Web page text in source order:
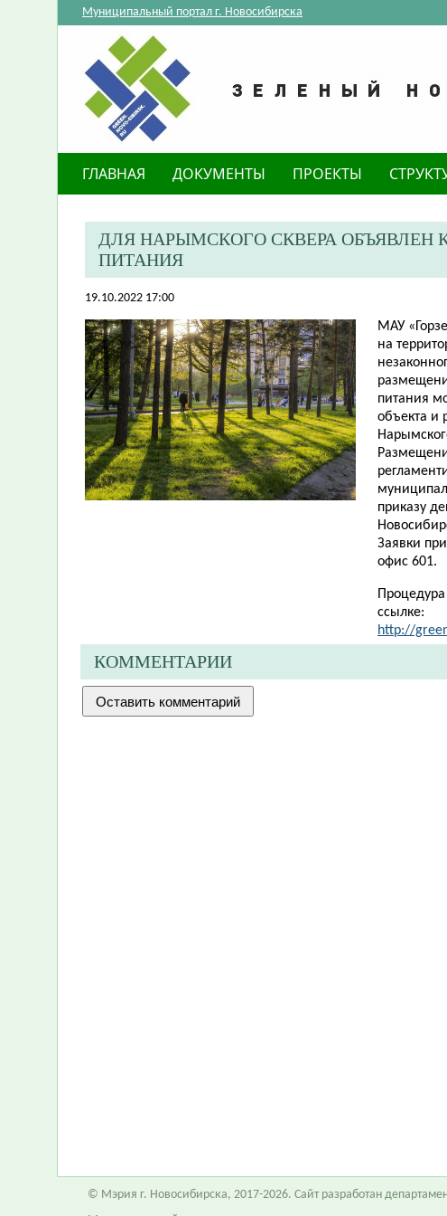
Муниципальный портал г. Новосибирска
ГЛАВНАЯ ДОКУМЕНТЫ ПРОЕКТЫ
​ДЛЯ НАРЫМСКОГО СКВЕРА
ПИТАНИЯ
19.10.2022 17:00
МАУ
на
питания
объекта и
приказу
Заявки
офис 601.
ссылке:
http://
КОММЕНТАРИИ
© Мэрия г. Новосибирска, 2017-2026. Сайт разработан